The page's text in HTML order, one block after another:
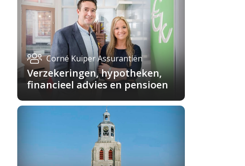
Corné Kuiper Assurantiën
Verzekeringen, hypotheken,
financieel advies en pensioen